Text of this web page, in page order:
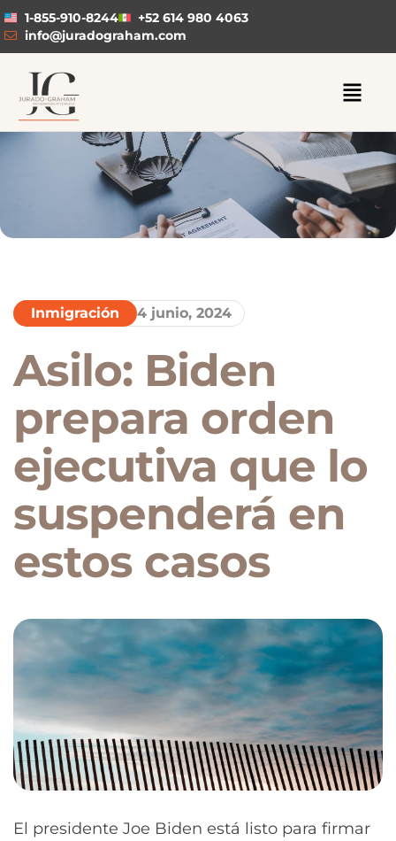
1-855-910-8244
+52 614 980 4063
info@juradograham.com
Inmigración 4 junio, 2024
Asilo: Biden
prepara orden
ejecutiva que lo
suspenderá en
estos casos
El presidente Joe Biden está listo para firmar